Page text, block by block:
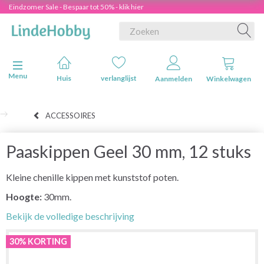
Eindzomer Sale - Bespaar tot 50% - klik hier
Navigatie in-/uitschakelen
Menu
Huis verlanglijst Aanmelden Winkelwagen
ACCESSOIRES
Paaskippen Geel 30 mm, 12 stuks
Kleine chenille kippen met kunststof poten.
Hoogte: 30mm.
Bekijk de volledige beschrijving
30% KORTING